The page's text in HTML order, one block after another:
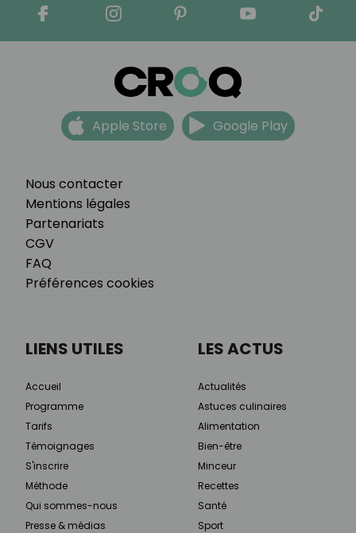
Nous contacter
Mentions légales
Partenariats
CGV
FAQ
Préférences cookies
Apple Store Google Play
LIENS UTILES
Accueil
Programme
Tarifs
Témoignages
S'inscrire
Méthode
Qui sommes-nous
Presse & médias
LES ACTUS
Actualités
Astuces culinaires
Alimentation
Bien-être
Minceur
Recettes
Santé
Sport